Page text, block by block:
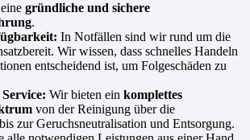
gründliche und sichere
.
In Notfällen sind wir rund um die
Wir wissen, dass schnelles Handeln
entscheidend ist, um Folgeschäden zu
Wir bieten ein komplettes
von der Reinigung über die
bis zur Geruchsneutralisation und Entsorgung.